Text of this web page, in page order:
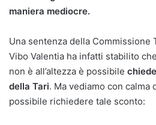
maniera mediocre.
Una sentenza della Commissione
Vibo Valentia ha infatti stabilito
non è all’altezza è possibile
della Tari. Ma vediamo con calma
possibile richiedere tale sconto: